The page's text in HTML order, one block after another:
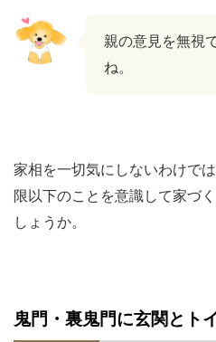
親の意見を無視
ね。
家相を一切気にしないわけで
限以下のことを意識して家づ
しょうか。
鬼門・裏鬼門に玄関とト